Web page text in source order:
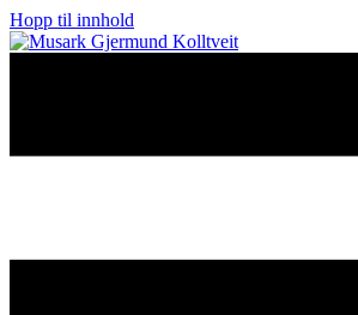
Hopp til innhold